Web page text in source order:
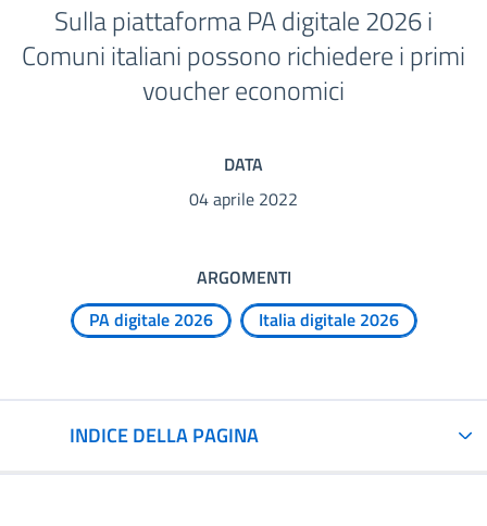
Sulla piattaforma PA digitale 2026 i
Comuni italiani possono richiedere i primi
voucher economici
DATA
04 aprile 2022
ARGOMENTI
PA digitale 2026
Italia digitale 2026
INDICE DELLA PAGINA